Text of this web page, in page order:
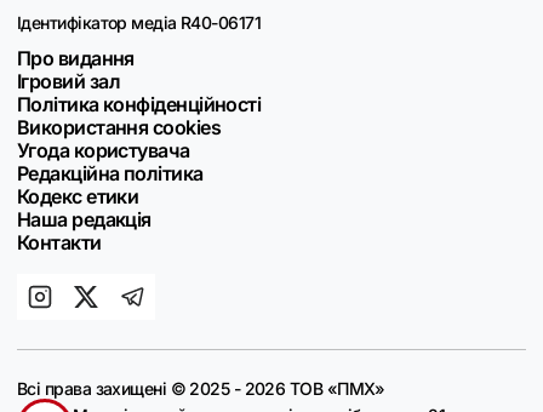
Ідентифікатор медіа R40-06171
Про видання
Ігровий зал
Політика конфіденційності
Використання cookies
Угода користувача
Редакційна політика
Кодекс етики
Наша редакція
Контакти
Всі права захищені © 2025 - 2026 ТОВ «ПМХ»